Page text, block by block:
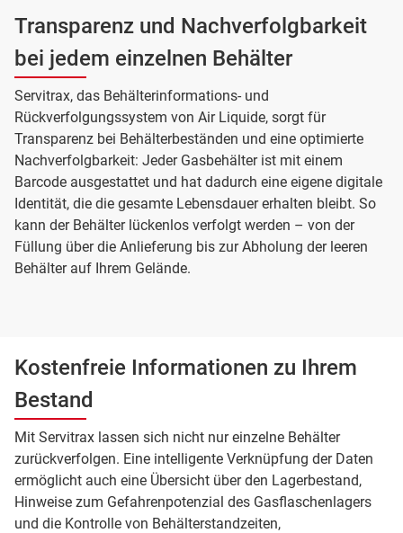
Transparenz und Nachverfolgbarkeit
bei jedem einzelnen Behälter
Servitrax, das Behälterinformations- und
Rückverfolgungssystem von Air Liquide, sorgt für
Transparenz bei Behälterbeständen und eine optimierte
Nachverfolgbarkeit: Jeder Gasbehälter ist mit einem
Barcode ausgestattet und hat dadurch eine eigene digitale
Identität, die die gesamte Lebensdauer erhalten bleibt. So
kann der Behälter lückenlos verfolgt werden – von der
Füllung über die Anlieferung bis zur Abholung der leeren
Behälter auf Ihrem Gelände.
Kostenfreie Informationen zu Ihrem
Bestand
Mit Servitrax lassen sich nicht nur einzelne Behälter
zurückverfolgen. Eine intelligente Verknüpfung der Daten
ermöglicht auch eine Übersicht über den Lagerbestand,
Hinweise zum Gefahrenpotenzial des Gasflaschenlagers
und die Kontrolle von Behälterstandzeiten,